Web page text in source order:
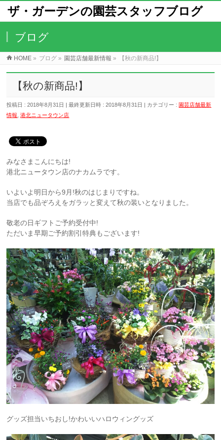
ザ・ガーデンの園芸スタッフブログ
ブログ
HOME » ブログ » 園芸店舗最新情報 » 【秋の新商品!】
【秋の新商品!】
投稿日 : 2018年8月31日 最終更新日時 : 2018年8月31日 カテゴリー :園芸店舗最新
情報 ,港北ニュータウン店
みなさまこんにちは!
港北ニュータウン店のナカムラです。
いよいよ明日から9月!秋のはじまりですね。
当店でも品ぞろえをガラッと変えて秋の装いとなりました。
敬老の日ギフトご予約受付中!
ただいま早期ご予約割引特典もございます!
グッズ担当いちおし!かわいいハロウィングッズ